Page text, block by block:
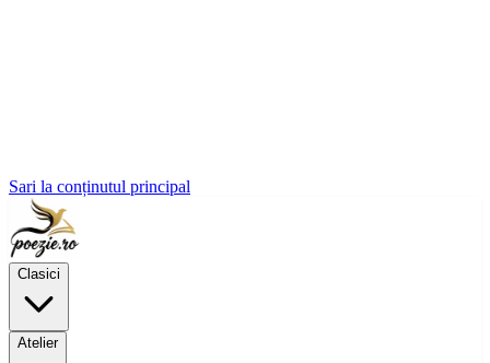
Sari la conținutul principal
Clasici
Atelier